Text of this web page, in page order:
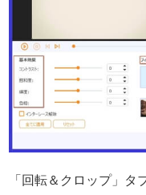
「回転＆クロップ」タ